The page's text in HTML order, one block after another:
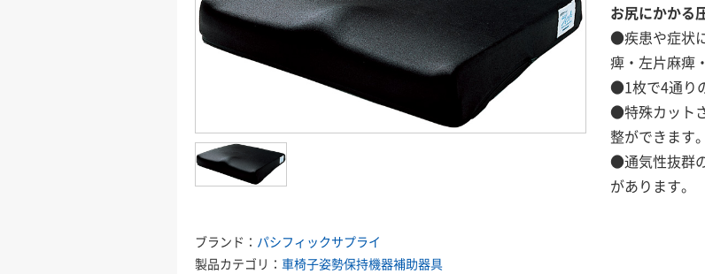
ブランド： パシフィックサプライ
製品カテゴリ： 車椅子姿勢保持機器補助器具
お尻にかかる
●疾患や症状
痺・左片麻痺
●1枚で4通り
●特殊カット
整ができます。
●通気性抜群
があります。